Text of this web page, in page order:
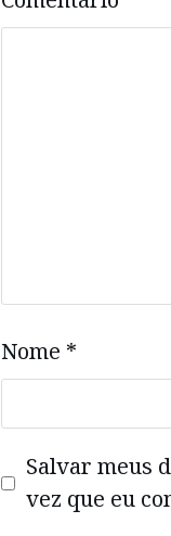
Nome *
Salvar meus
vez que eu